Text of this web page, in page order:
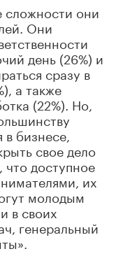
сложности они
Они
день (26%) и
сразу в
а также
(22%). Но,
бизнесе,
свое дело
доступное
их
молодым
в своих
генеральный